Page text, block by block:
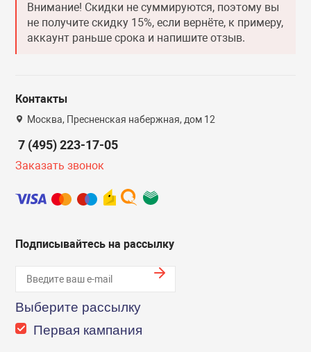
Шутеры
Шутеры
Внимание! Скидки не суммируются, поэтому вы
не получите скидку 15%, если вернёте, к примеру,
аккаунт раньше срока и напишите отзыв.
Контакты
Москва, Пресненская набержная, дом 12
7 (495) 223-17-05
Заказать звонок
Подписывайтесь на рассылку
Выберите рассылку
Первая кампания